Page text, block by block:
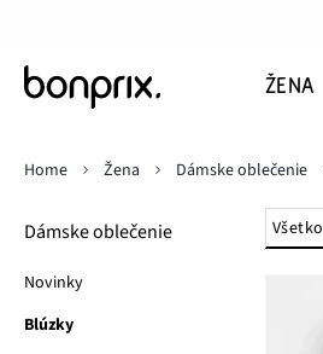
ŽENA
Dámske oblečenie
Novinky
Blúzky
Home Žena Dámske oblečenie
Všetko